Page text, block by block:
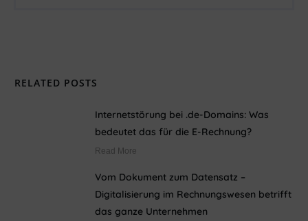
RELATED POSTS
Internetstörung bei .de-Domains: Was
bedeutet das für die E-Rechnung?
Read More
Vom Dokument zum Datensatz –
Digitalisierung im Rechnungswesen betrifft
das ganze Unternehmen